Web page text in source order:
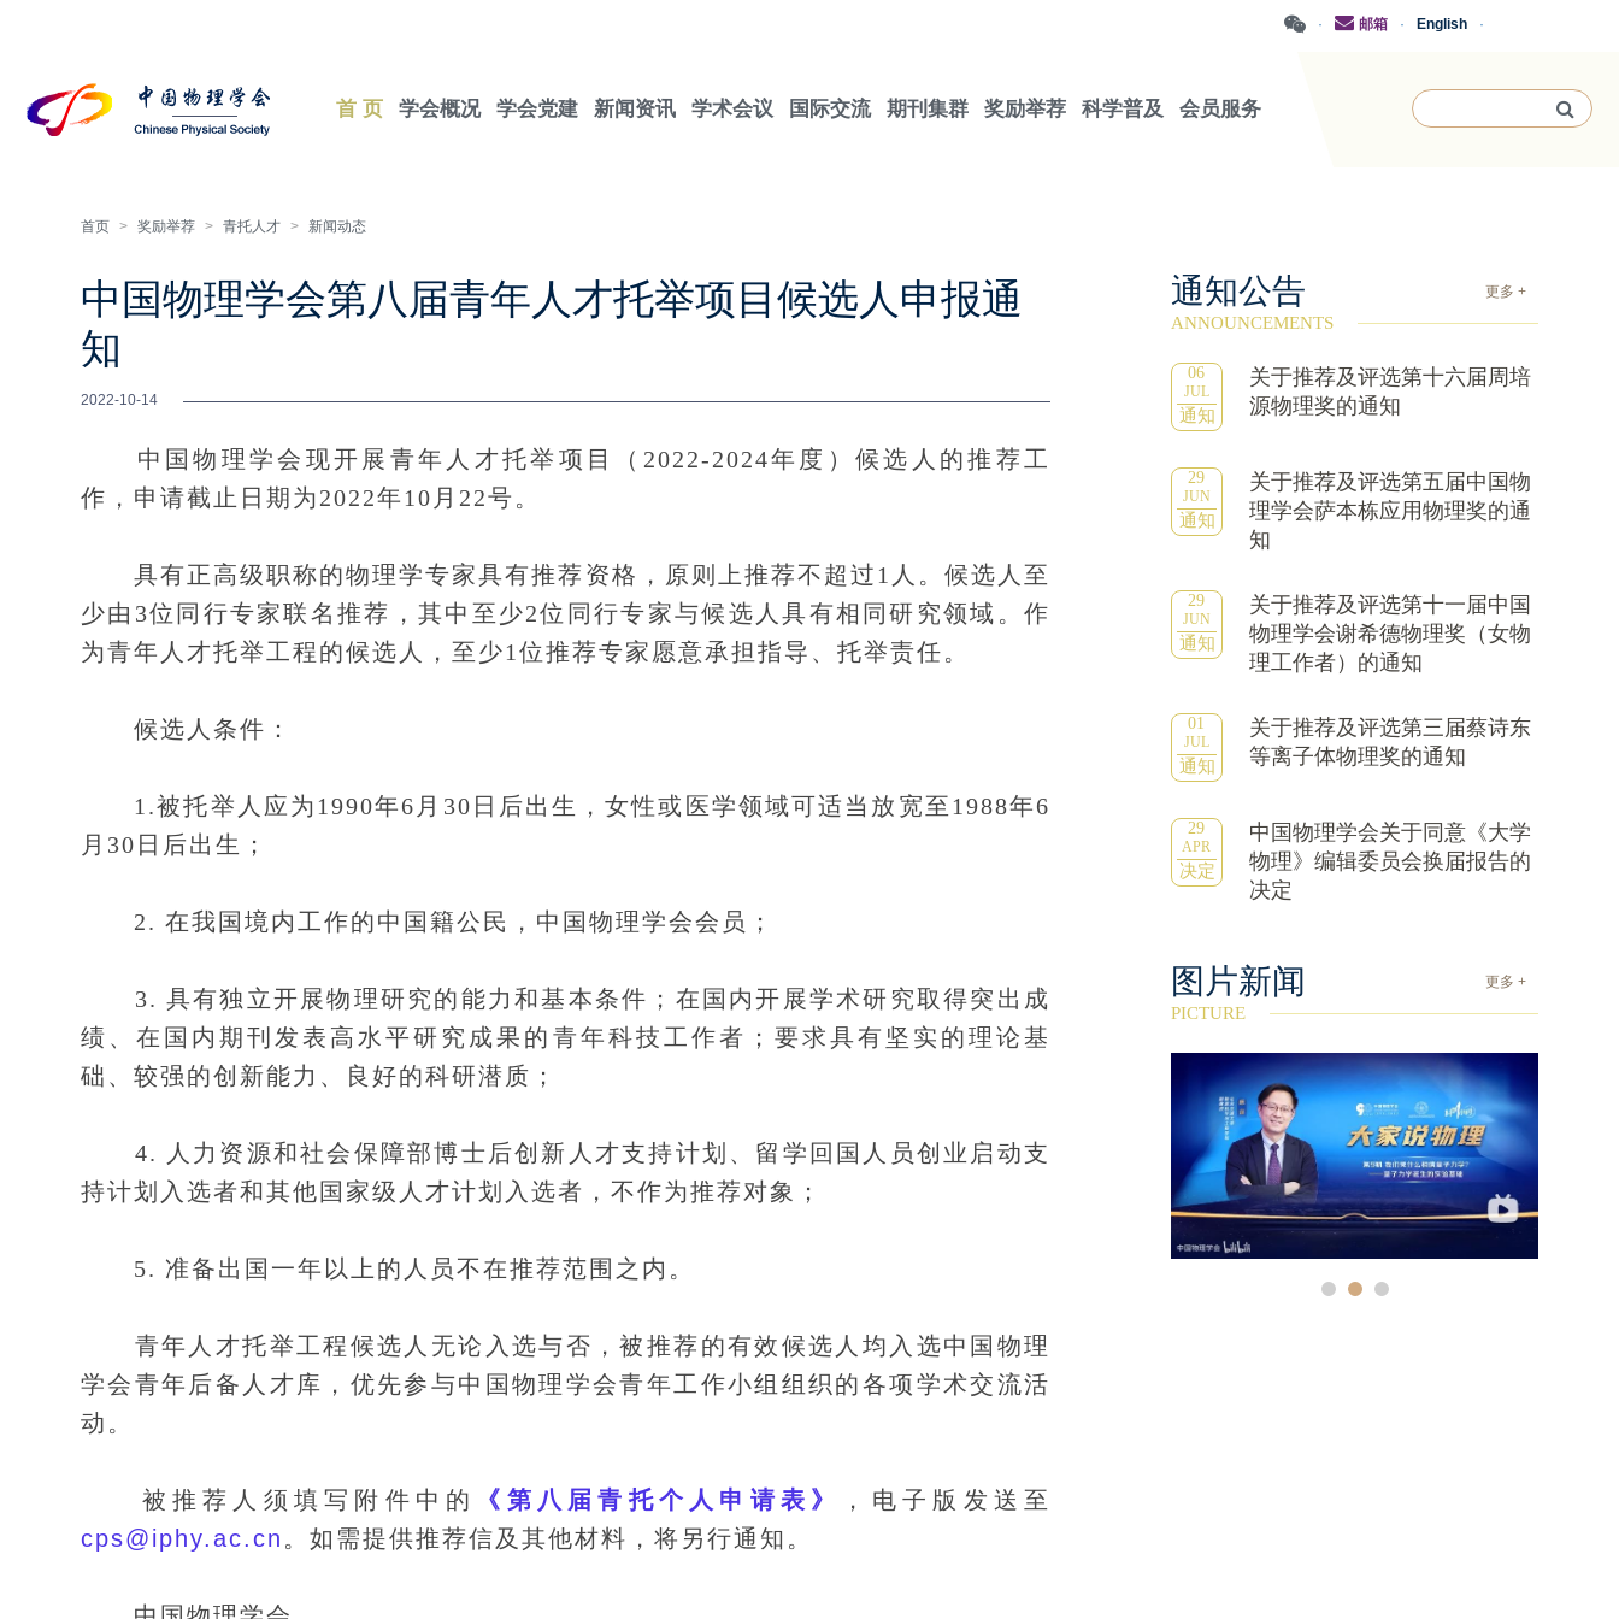
·
English
·
邮箱
·
首 页 学会概况 学会党建 新闻资讯 学术会议 国际交流 期刊集群 奖励举荐 科学普及 会员服务
首页 > 奖励举荐 > 青托人才 > 新闻动态
中国物理学会第八届青年人才托举项目候选人申报通
知
2022-10-14
中国物理学会现开展青年人才托举项目（2022-2024年度）候选人的推荐工
作，申请截止日期为2022年10月22号。
具有正高级职称的物理学专家具有推荐资格，原则上推荐不超过1人。候选人至
少由3位同行专家联名推荐，其中至少2位同行专家与候选人具有相同研究领域。作
为青年人才托举工程的候选人，至少1位推荐专家愿意承担指导、托举责任。
候选人条件：
1.被托举人应为1990年6月30日后出生，女性或医学领域可适当放宽至1988年6
月30日后出生；
2. 在我国境内工作的中国籍公民，中国物理学会会员；
3. 具有独立开展物理研究的能力和基本条件；在国内开展学术研究取得突出成
绩、在国内期刊发表高水平研究成果的青年科技工作者；要求具有坚实的理论基
础、较强的创新能力、良好的科研潜质；
4. 人力资源和社会保障部博士后创新人才支持计划、留学回国人员创业启动支
持计划入选者和其他国家级人才计划入选者，不作为推荐对象；
5. 准备出国一年以上的人员不在推荐范围之内。
青年人才托举工程候选人无论入选与否，被推荐的有效候选人均入选中国物理
学会青年后备人才库，优先参与中国物理学会青年工作小组组织的各项学术交流活
动。
被推荐人须填写附件中的 《第八届青托个人申请表》
，电子版发送至
cps@iphy.ac.cn 。如需提供推荐信及其他材料，将另行通知。
通知公告 更多 +
ANNOUNCEMENTS
06
JUL
通知
关于推荐及评选第十六届周培
源物理奖的通知
29
JUN
通知
关于推荐及评选第五届中国物
理学会萨本栋应用物理奖的通
知
29
JUN
通知
关于推荐及评选第十一届中国
物理学会谢希德物理奖（女物
理工作者）的通知
01
JUL
通知
关于推荐及评选第三届蔡诗东
等离子体物理奖的通知
29
APR
决定
中国物理学会关于同意《大学
物理》编辑委员会换届报告的
决定
更多 +
图片新闻
PICTURE